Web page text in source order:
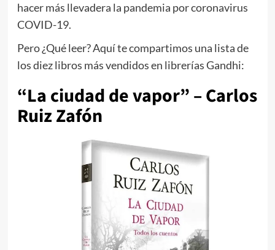
hacer más llevadera la pandemia por coronavirus
COVID-19.
Pero ¿Qué leer? Aquí te compartimos una lista de
los diez libros más vendidos en librerías Gandhi:
“La ciudad de vapor” – Carlos
Ruiz Zafón